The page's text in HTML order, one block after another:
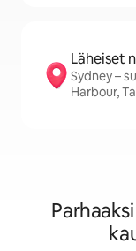
Läheiset
Sydney –
Harbour,